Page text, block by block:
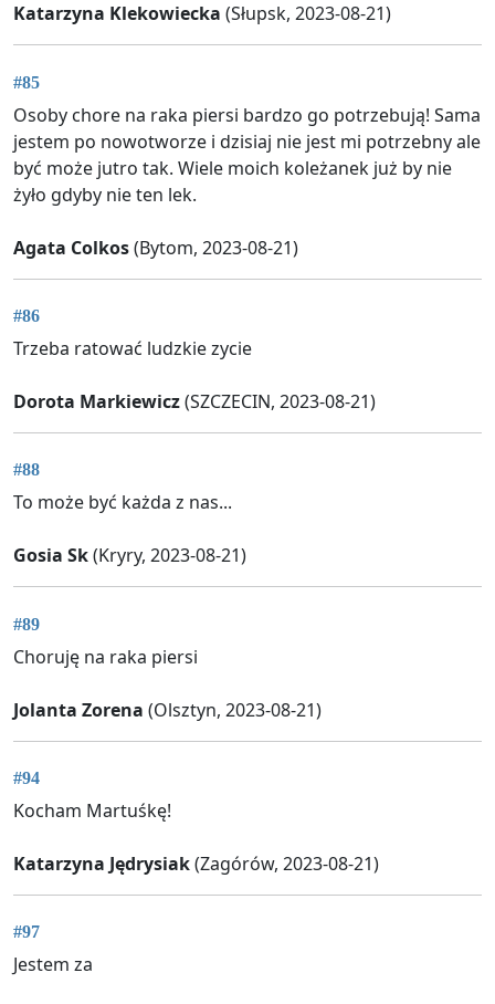
Katarzyna Klekowiecka (Słupsk, 2023-08-21)
#85
Osoby chore na raka piersi bardzo go potrzebują! Sama
jestem po nowotworze i dzisiaj nie jest mi potrzebny ale
być może jutro tak. Wiele moich koleżanek już by nie
żyło gdyby nie ten lek.
Agata Colkos(Bytom, 2023-08-21)
#86
Trzeba ratować ludzkie zycie
Dorota Markiewicz(SZCZECIN, 2023-08-21)
#88
To może być każda z nas...
Gosia Sk(Kryry, 2023-08-21)
#89
Choruję na raka piersi
Jolanta Zorena (Olsztyn, 2023-08-21)
#94
Kocham Martuśkę!
Katarzyna Jędrysiak(Zagórów, 2023-08-21)
#97
Jestem za